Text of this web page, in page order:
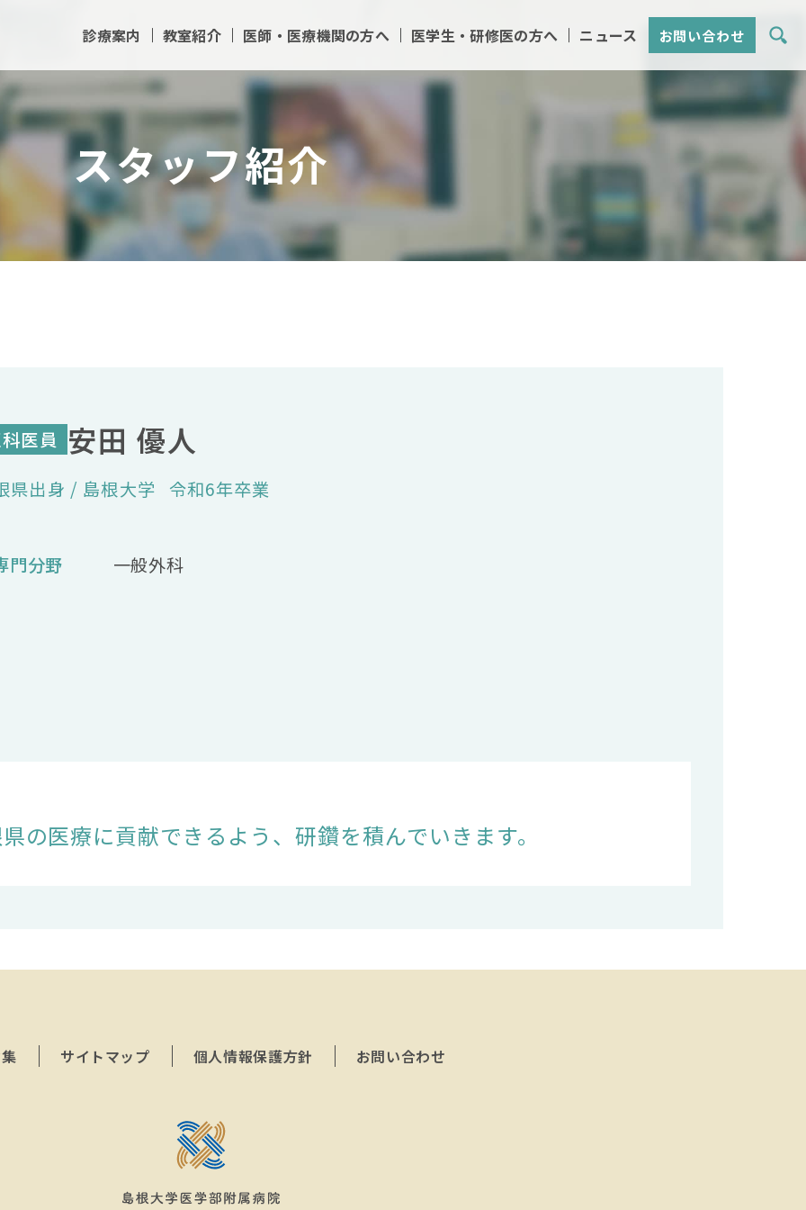
お問い合わせ
診療案内 教室紹介 医師・医療機関の方へ 医学生・研修医の方へ ニュース
スタッフ紹介
医員 安田 優人
県出身 島根大学 令和6年卒業
門分野 一般外科
の医療に貢献できるよう、研鑽を積んでいきます。
サイトマップ 個人情報保護方針 お問い合わせ